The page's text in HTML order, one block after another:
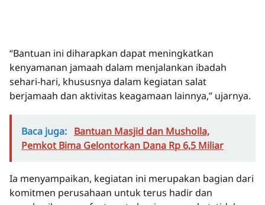
“Bantuan ini diharapkan dapat meningkatkan
kenyamanan jamaah dalam menjalankan ibadah
sehari-hari, khususnya dalam kegiatan salat
berjamaah dan aktivitas keagamaan lainnya,” ujarnya.
Baca juga: Bantuan Masjid dan Musholla,
Pemkot Bima Gelontorkan Dana Rp 6,5 Miliar
Ia menyampaikan, kegiatan ini merupakan bagian dari
komitmen perusahaan untuk terus hadir dan